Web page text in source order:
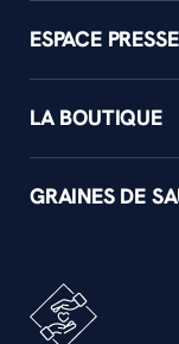
ESPACE PRESSE
LA BOUTIQUE
GRAINES DE